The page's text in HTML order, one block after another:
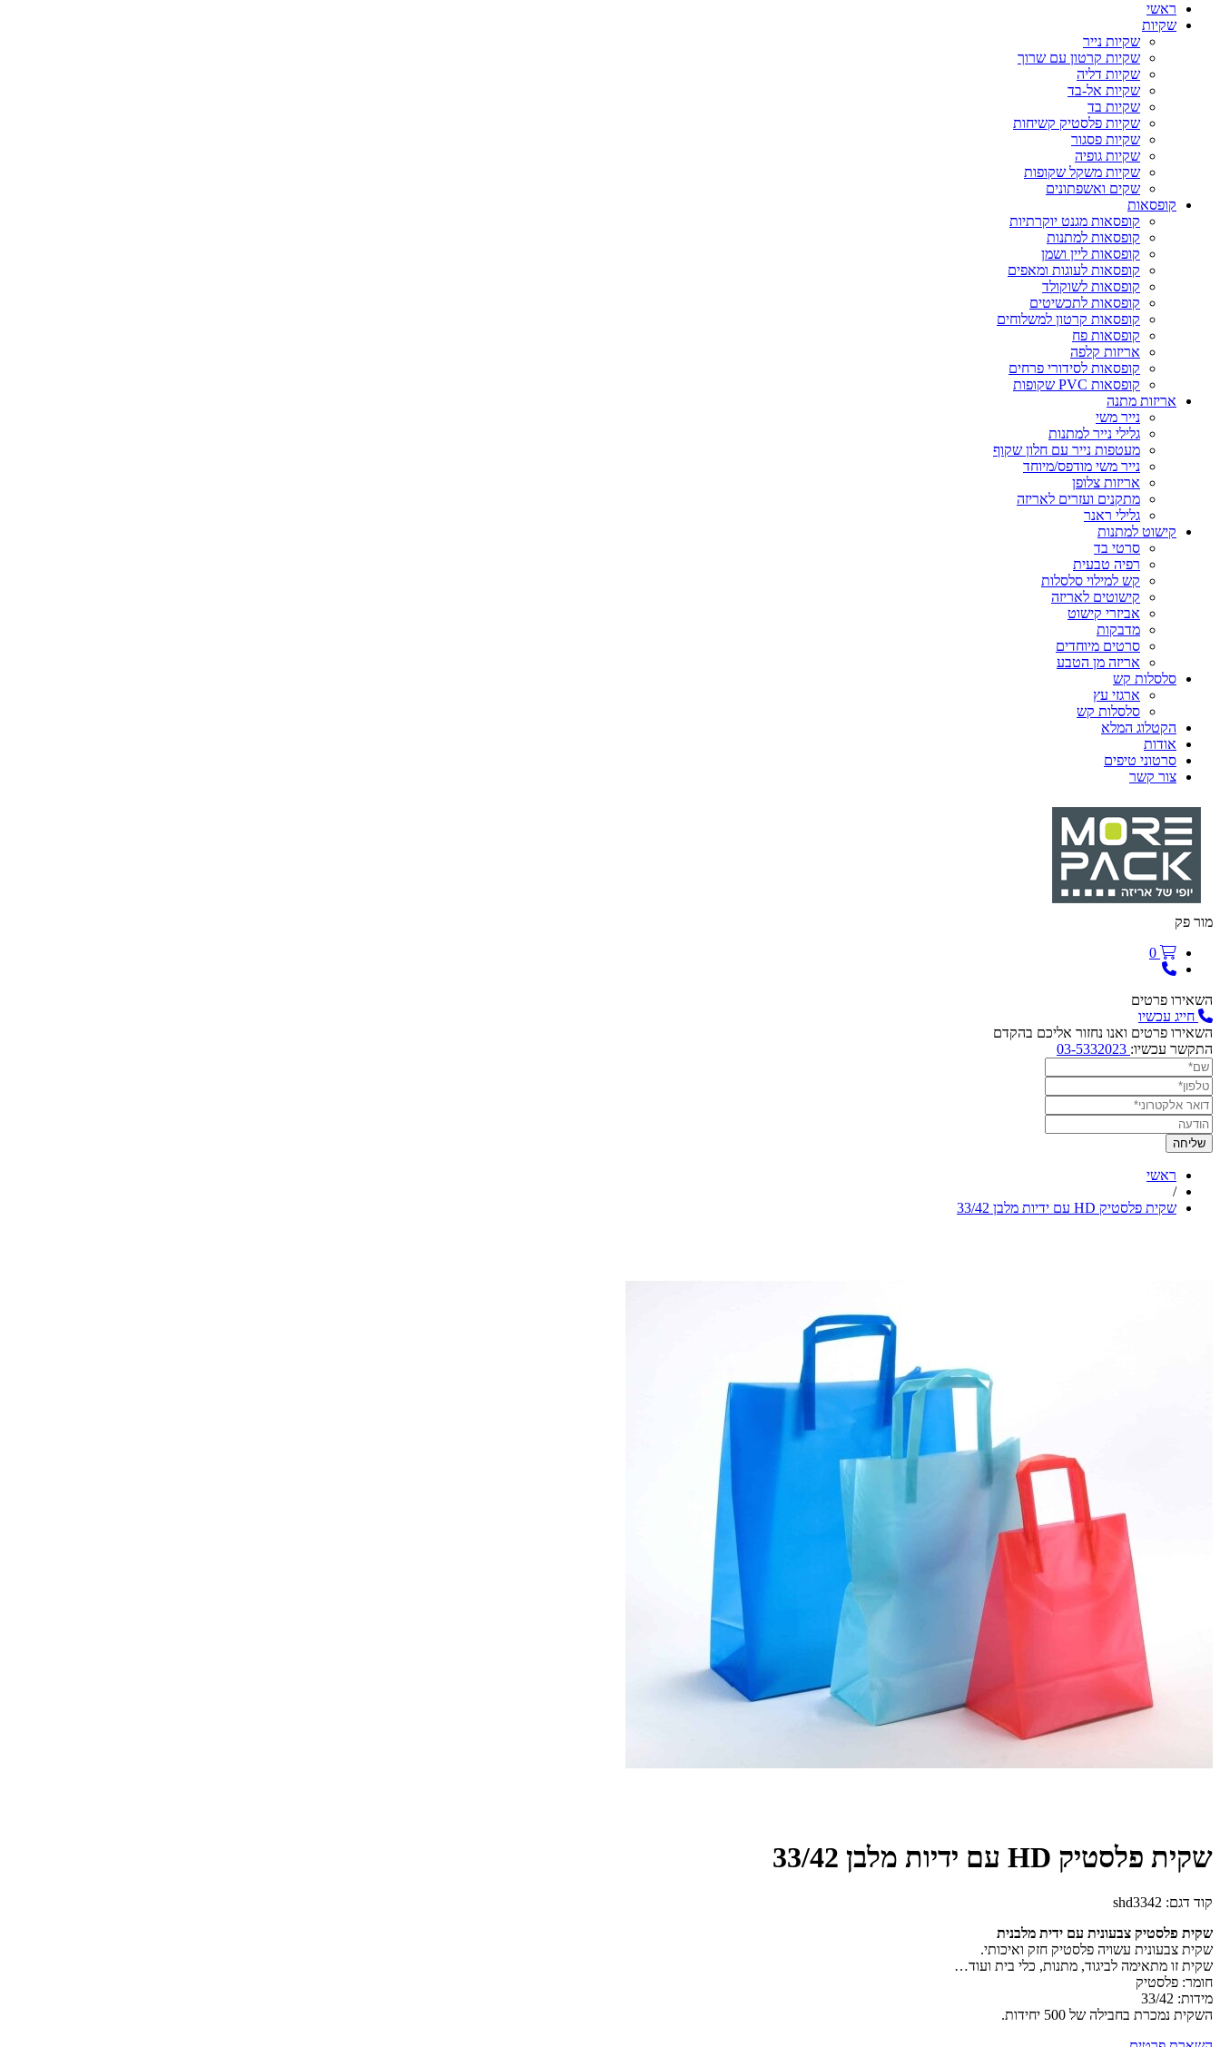
ראשי
שקיות
שקיות נייר
שקיות קרטון עם שרוך
שקיות דליה
שקיות אל-בד
שקיות בד
שקיות פלסטיק קשיחות
שקיות פסגור
שקיות גופיה
שקיות משקל שקופות
שקים ואשפתונים
קופסאות
קופסאות מגנט יוקרתיות
קופסאות למתנות
קופסאות ליין ושמן
קופסאות לעוגות ומאפים
קופסאות לשוקולד
קופסאות לתכשיטים
קופסאות קרטון למשלוחים
קופסאות פח
אריזות קלפה
קופסאות לסידורי פרחים
קופסאות PVC שקופות
אריזות מתנה
נייר משי
גלילי נייר למתנות
מעטפות נייר עם חלון שקוף
נייר משי מודפס/מיוחד
אריזות צלופן
מתקנים ועזרים לאריזה
גלילי ראנר
קישוט למתנות
סרטי בד
רפיה טבעית
קש למילוי סלסלות
קישוטים לאריזה
אביזרי קישוט
מדבקות
סרטים מיוחדים
אריזה מן הטבע
סלסלות קש
ארגזי עץ
סלסלות קש
הקטלוג המלא
אודות
סרטוני טיפים
צור קשר
מור פק
0
השאירו פרטים
חייג עכשיו
השאירו פרטים ואנו נחזור אליכם בהקדם
התקשר עכשיו:
ראשי
/
שקית פלסטיק HD עם ידיות מלבן 33/42
שקית פלסטיק HD עם ידיות מלבן 33/42
קוד דגם: shd3342
שקית פלסטיק צבעונית עם ידית מלבנית
שקית צבעונית עשויה פלסטיק חזק ואיכותי.
שקית זו מתאימה לביגוד, מתנות, כלי בית ועוד…
חומר: פלסטיק
מידות: 33/42
השקית נמכרת בחבילה של 500 יחידות.